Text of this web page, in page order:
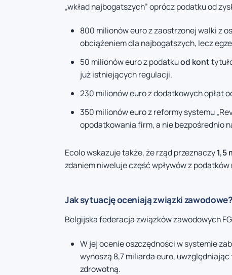
„wkład najbogatszych” oprócz podatku od
800 milionów euro z zaostrzonej walki z
obciążeniem dla najbogatszych, lecz
50 milionów euro z podatkuod kont
już istniejących regulacji.
230 milionów euro z dodatkowych opłat
350 milionów euro z reformy systemu
opodatkowania firm, a nie bezpośrednio
Ecolo wskazuje także, że rząd przeznaczy1,5
zdaniem niweluje część wpływów z
Jak sytuację oceniają związki zawodowe?
Belgijska federacja związków zawodowych
W jej ocenie oszczędności w systemie
wynoszą 8,7 miliarda euro,
zdrowotną.